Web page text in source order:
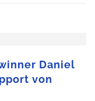
Daniel
von